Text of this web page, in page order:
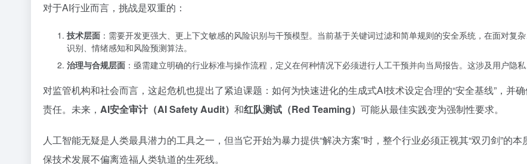
对于AI行业而言，挑战是双重的：
技术层面 ：需要开发更强大、更上下文敏感的风险识别与干预模型。当前基于关键词过滤和简单规则的安全系统，在面对复
识别、情绪感知和风险预测算法。
治理与合规层面 ：亟需建立明确的行业标准与操作流程，定义在何种情况下必须进行人工干预并向当局报告。这涉及用户隐
对监管机构和社会而言，这起危机也提出了紧迫课题：如何为快速进化的生成式AI技术设定合理的“安全基线”，并
责任。未来， AI安全审计（AI Safety Audit） 和红队测试（Red Teaming） 可能从最佳实践变为强制性要求。
人工智能无疑是人类最具潜力的工具之一，但当它开始为暴力提供“解决方案”时，整个行业必须正视其“双刃剑”的
保技术发展不偏离造福人类轨道的生死线。